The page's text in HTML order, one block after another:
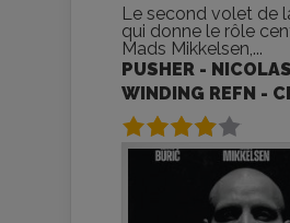
Le second volet de
qui donne le rôle
Mads Mikkelsen,...
PUSHER - NICOLAS
WINDING REFN -